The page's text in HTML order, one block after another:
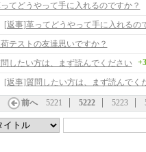
てどうやって手に入れるのですか？
[返事]革ってどうやって手に入れるの
テストの友達思いですか？
したい方は、まず読んでください
+3
[返事]質問したい方は、まず読んでく
前へ 5221 5222 5223